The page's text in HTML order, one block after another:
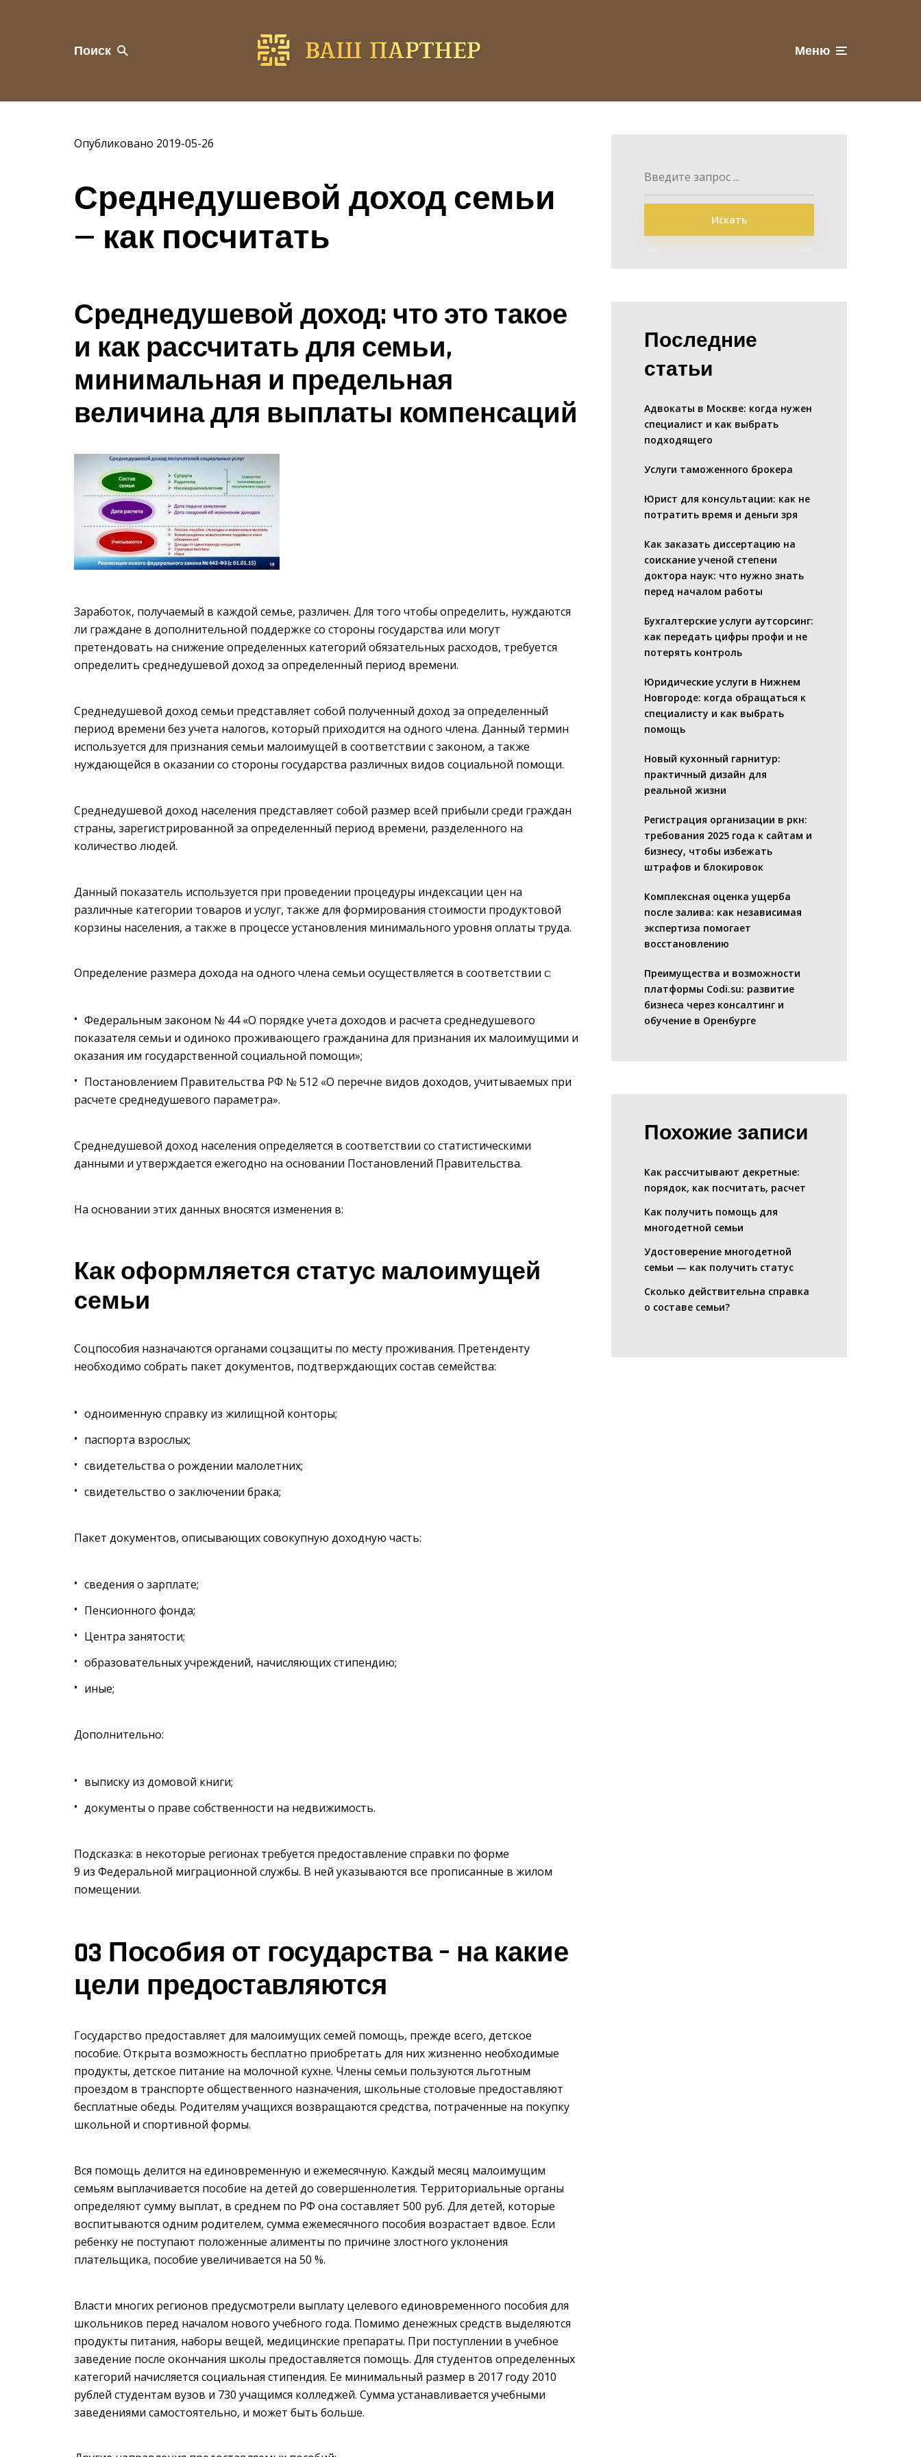
Поиск Меню
Опубликовано 2019-05-26
Среднедушевой доход семьи
— как посчитать
Среднедушевой доход: что это такое
и как рассчитать для семьи,
минимальная и предельная
величина для выплаты компенсаций
Заработок, получаемый в каждой семье, различен. Для того чтобы определить, нуждаются
ли граждане в дополнительной поддержке со стороны государства или могут
претендовать на снижение определенных категорий обязательных расходов, требуется
определить среднедушевой доход за определенный период времени.
Среднедушевой доход семьи представляет собой полученный доход за определенный
период времени без учета налогов, который приходится на одного члена. Данный термин
используется для признания семьи малоимущей в соответствии с законом, а также
нуждающейся в оказании со стороны государства различных видов социальной помощи.
Среднедушевой доход населения представляет собой размер всей прибыли среди граждан
страны, зарегистрированной за определенный период времени, разделенного на
количество людей.
Данный показатель используется при проведении процедуры индексации цен на
различные категории товаров и услуг, также для формирования стоимости продуктовой
корзины населения, а также в процессе установления минимального уровня оплаты труда.
Определение размера дохода на одного члена семьи осуществляется в соответствии с:
Федеральным законом № 44 «О порядке учета доходов и расчета среднедушевого
показателя семьи и одиноко проживающего гражданина для признания их малоимущими и
оказания им государственной социальной помощи»;
Постановлением Правительства РФ № 512 «О перечне видов доходов, учитываемых при
расчете среднедушевого параметра».
Среднедушевой доход населения определяется в соответствии со статистическими
данными и утверждается ежегодно на основании Постановлений Правительства.
На основании этих данных вносятся изменения в:
Как оформляется статус малоимущей
семьи
Соцпособия назначаются органами соцзащиты по месту проживания. Претенденту
необходимо собрать пакет документов, подтверждающих состав семейства:
одноименную справку из жилищной конторы;
паспорта взрослых;
свидетельства о рождении малолетних;
свидетельство о заключении брака;
Пакет документов, описывающих совокупную доходную часть:
сведения о зарплате;
Пенсионного фонда;
Центра занятости;
образовательных учреждений, начисляющих стипендию;
иные;
Дополнительно:
выписку из домовой книги;
документы о праве собственности на недвижимость.
Подсказка: в некоторые регионах требуется предоставление справки по форме
9 из Федеральной миграционной службы. В ней указываются все прописанные в жилом
помещении.
03 Пособия от государства – на какие
цели предоставляются
Государство предоставляет для малоимущих семей помощь, прежде всего, детское
пособие. Открыта возможность бесплатно приобретать для них жизненно необходимые
продукты, детское питание на молочной кухне. Члены семьи пользуются льготным
проездом в транспорте общественного назначения, школьные столовые предоставляют
бесплатные обеды. Родителям учащихся возвращаются средства, потраченные на покупку
школьной и спортивной формы.
Вся помощь делится на единовременную и ежемесячную. Каждый месяц малоимущим
семьям выплачивается пособие на детей до совершеннолетия. Территориальные органы
определяют сумму выплат, в среднем по РФ она составляет 500 руб. Для детей, которые
воспитываются одним родителем, сумма ежемесячного пособия возрастает вдвое. Если
ребенку не поступают положенные алименты по причине злостного уклонения
плательщика, пособие увеличивается на 50 %.
Власти многих регионов предусмотрели выплату целевого единовременного пособия для
школьников перед началом нового учебного года. Помимо денежных средств выделяются
продукты питания, наборы вещей, медицинские препараты. При поступлении в учебное
заведение после окончания школы предоставляется помощь. Для студентов определенных
категорий начисляется социальная стипендия. Ее минимальный размер в 2017 году 2010
рублей студентам вузов и 730 учащимся колледжей. Сумма устанавливается учебными
заведениями самостоятельно, и может быть больше.
Искать
Последние
статьи
Адвокаты в Москве: когда нужен
специалист и как выбрать
подходящего
Услуги таможенного брокера
Юрист для консультации: как не
потратить время и деньги зря
Как заказать диссертацию на
соискание ученой степени
доктора наук: что нужно знать
перед началом работы
Бухгалтерские услуги аутсорсинг:
как передать цифры профи и не
потерять контроль
Юридические услуги в Нижнем
Новгороде: когда обращаться к
специалисту и как выбрать
помощь
Новый кухонный гарнитур:
практичный дизайн для
реальной жизни
Регистрация организации в ркн:
требования 2025 года к сайтам и
бизнесу, чтобы избежать
штрафов и блокировок
Комплексная оценка ущерба
после залива: как независимая
экспертиза помогает
восстановлению
Преимущества и возможности
платформы Codi.su: развитие
бизнеса через консалтинг и
обучение в Оренбурге
Похожие записи
Как рассчитывают декретные:
порядок, как посчитать, расчет
Как получить помощь для
многодетной семьи
Удостоверение многодетной
семьи — как получить статус
Сколько действительна справка
о составе семьи?